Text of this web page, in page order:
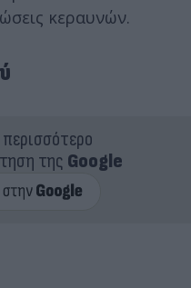
κεραυνών.
περισσότερο
της Google